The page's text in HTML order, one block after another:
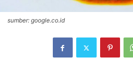
sumber: google.co.id